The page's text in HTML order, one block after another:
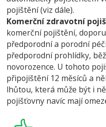
pojištění (viz dále).
Komerční zdravotní
komerční pojištění,
předporodní a porodní
předporodní prohlídky,
novorozence. U tohoto
připojištění 12 měsíců a
lhůtou, která může být i
pojišťovny navíc mají